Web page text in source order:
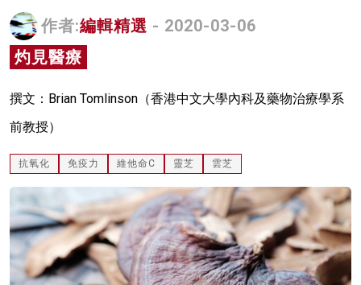
名家榜
灼見活動
作者:編輯精選 - 2020-03-06
灼見醫療
撰文：Brian Tomlinson（香港中文大學內科及藥物治療學系
前教授）
抗氧化 免疫力 維他命C 靈芝 雲芝